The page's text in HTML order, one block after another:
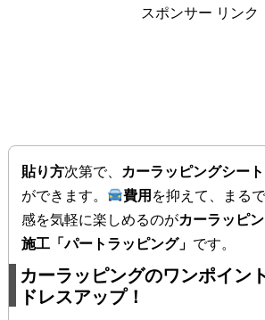
スポンサー リンク
貼り方次第で、 カーラッピングシート
ができます。
費用を抑えて、まる
感を気軽に楽しめるのがカーラッピ
施工「パートラッピング」 です。
カーラッピングのワンポイン
ドレスアップ！